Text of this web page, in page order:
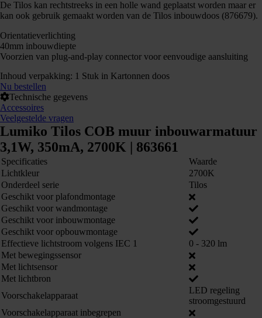
De Tilos kan rechtstreeks in een holle wand geplaatst worden maar er
kan ook gebruik gemaakt worden van de Tilos inbouwdoos (876679).
Orientatieverlichting
40mm inbouwdiepte
Voorzien van plug-and-play connector voor eenvoudige aansluiting
Inhoud verpakking: 1 Stuk in Kartonnen doos
Nu bestellen
Technische gegevens
Accessoires
Veelgestelde vragen
Lumiko Tilos COB muur inbouwarmatuur
3,1W, 350mA, 2700K | 863661
Specificaties
Waarde
Lichtkleur
2700K
Onderdeel serie
Tilos
Geschikt voor plafondmontage
Geschikt voor wandmontage
Geschikt voor inbouwmontage
Geschikt voor opbouwmontage
Effectieve lichtstroom volgens IEC 1
0 - 320 lm
Met bewegingssensor
Met lichtsensor
Met lichtbron
Voorschakelapparaat
LED regeling
stroomgestuurd
Voorschakelapparaat inbegrepen